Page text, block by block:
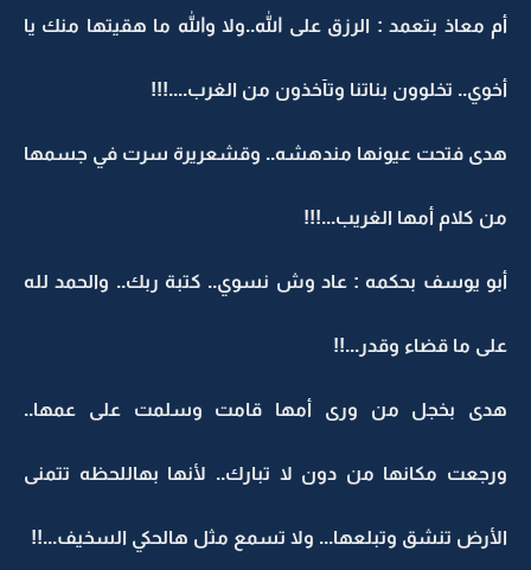
أم معاذ بتعمد : الرزق على الله..ولا والله ما هقيتها منك يا
أخوي.. تخلوون بناتنا وتآخذون من الغرب....!!!
هدى فتحت عيونها مندهشه.. وقشعريرة سرت في جسمها
من كلام أمها الغريب...!!!
أبو يوسف بحكمه : عاد وش نسوي.. كتبة ربك.. والحمد لله
على ما قضاء وقدر...!!
هدى بخجل من ورى أمها قامت وسلمت على عمها..
ورجعت مكانها من دون لا تبارك.. لأنها بهاللحظه تتمنى
الأرض تنشق وتبلعها... ولا تسمع مثل هالحكي السخيف...!!